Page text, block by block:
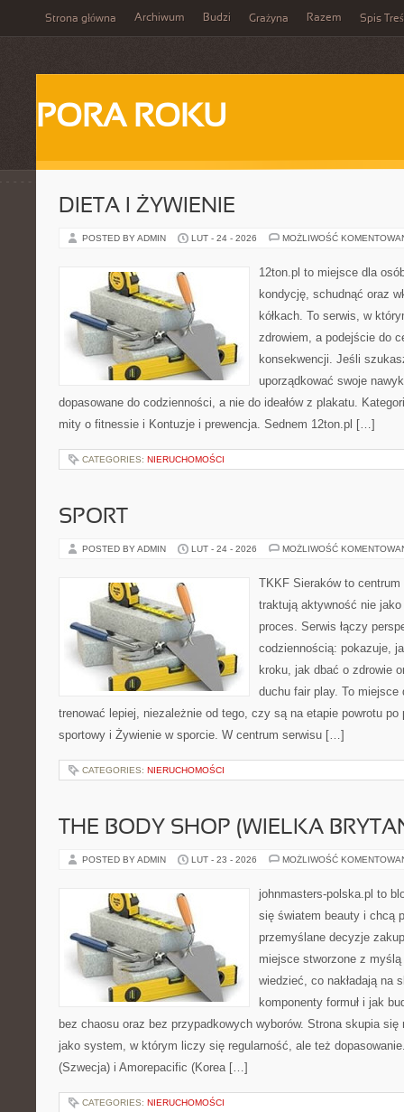
Strona główna Archiwum Budzi Grażyna Razem Spis
PORA ROKU
DIETA I ŻYWIENIE
POSTED BY ADMIN LUT - 24 - 2026 MOŻLIWOŚĆ
12ton.pl to miejsce dla
kondycję, schudnąć oraz
kółkach. To serwis, w
zdrowiem, a podejście do
konsekwencji. Jeśli
uporządkować swoje
dopasowane do codzienności, a nie do ideałów z plakatu.
mity o fitnessie i Kontuzje i prewencja. Sednem 12ton.pl […]
CATEGORIES: NIERUCHOMOŚCI
SPORT
POSTED BY ADMIN LUT - 24 - 2026 MOŻLIWOŚĆ
TKKF Sieraków to
traktują aktywność nie
proces. Serwis łączy
codziennością: pokazuje,
kroku, jak dbać o zdrowie
duchu fair play. To
trenować lepiej, niezależnie od tego, czy są na etapie powrotu
sportowy i Żywienie w sporcie. W centrum serwisu […]
CATEGORIES: NIERUCHOMOŚCI
THE BODY SHOP (WIELKA
POSTED BY ADMIN LUT - 23 - 2026 MOŻLIWOŚĆ
johnmasters-polska.pl to
się światem beauty i chcą
przemyślane decyzje
miejsce stworzone z
wiedzieć, co nakładają na
komponenty formuł i jak
bez chaosu oraz bez przypadkowych wyborów. Strona skupia się
jako system, w którym liczy się regularność, ale też
(Szwecja) i Amorepacific (Korea […]
CATEGORIES: NIERUCHOMOŚCI